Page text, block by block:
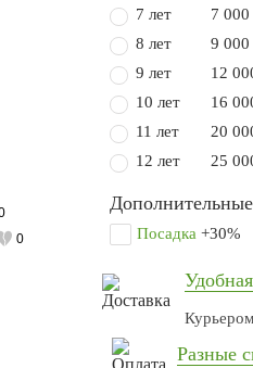
0
7 лет
7 000
8 лет
9 000
9 лет
12
10 лет
16
11 лет
20
12 лет
25
Посадка +30%
Разные